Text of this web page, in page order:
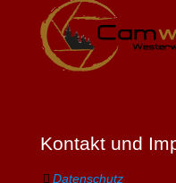
Kontakt und
Datenschutz